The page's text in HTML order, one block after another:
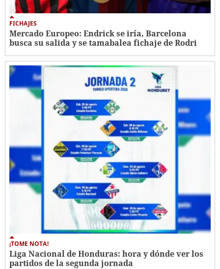
FICHAJES
Mercado Europeo: Endrick se iría, Barcelona
busca su salida y se tamabalea fichaje de Rodri
¡TOME NOTA!
Liga Nacional de Honduras: hora y dónde ver los
partidos de la segunda jornada